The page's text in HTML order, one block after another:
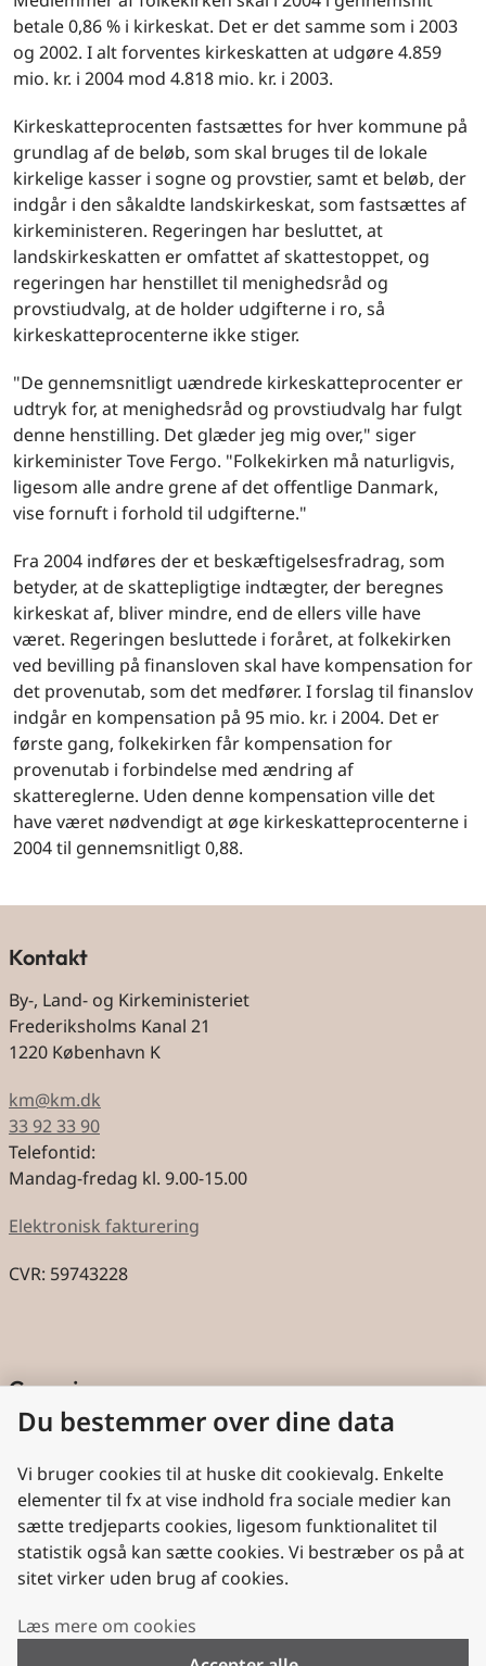
betale 0,86 % i kirkeskat. Det er det samme som i 2003
og 2002. I alt forventes kirkeskatten at udgøre 4.859
mio. kr. i 2004 mod 4.818 mio. kr. i 2003.
Kirkeskatteprocenten fastsættes for hver kommune på
grundlag af de beløb, som skal bruges til de lokale
kirkelige kasser i sogne og provstier, samt et beløb, der
indgår i den såkaldte landskirkeskat, som fastsættes af
kirkeministeren. Regeringen har besluttet, at
landskirkeskatten er omfattet af skattestoppet, og
regeringen har henstillet til menighedsråd og
provstiudvalg, at de holder udgifterne i ro, så
kirkeskatteprocenterne ikke stiger.
"De gennemsnitligt uændrede kirkeskatteprocenter er
udtryk for, at menighedsråd og provstiudvalg har fulgt
denne henstilling. Det glæder jeg mig over," siger
kirkeminister Tove Fergo. "Folkekirken må naturligvis,
ligesom alle andre grene af det offentlige Danmark,
vise fornuft i forhold til udgifterne."
Fra 2004 indføres der et beskæftigelsesfradrag, som
betyder, at de skattepligtige indtægter, der beregnes
kirkeskat af, bliver mindre, end de ellers ville have
været. Regeringen besluttede i foråret, at folkekirken
ved bevilling på finansloven skal have kompensation for
det provenutab, som det medfører. I forslag til finanslov
indgår en kompensation på 95 mio. kr. i 2004. Det er
første gang, folkekirken får kompensation for
provenutab i forbindelse med ændring af
skattereglerne. Uden denne kompensation ville det
have været nødvendigt at øge kirkeskatteprocenterne i
2004 til gennemsnitligt 0,88.
Kontakt
By-, Land- og Kirkeministeriet
Frederiksholms Kanal 21
1220 København K
km@km.dk
33 92 33 90
Telefontid:
Mandag-fredag kl. 9.00-15.00
Elektronisk fakturering
CVR: 59743228
Genveje
Cookies
Aktindsigt
Persondatabeskyttelse
Nyttige links
Plan- og Landdistriktsstyrelsen
Du bestemmer over dine data
Vi bruger cookies til at huske dit cookievalg. Enkelte
elementer til fx at vise indhold fra sociale medier kan
sætte tredjeparts cookies, ligesom funktionalitet til
statistik også kan sætte cookies. Vi bestræber os på at
sitet virker uden brug af cookies.
Læs mere om cookies